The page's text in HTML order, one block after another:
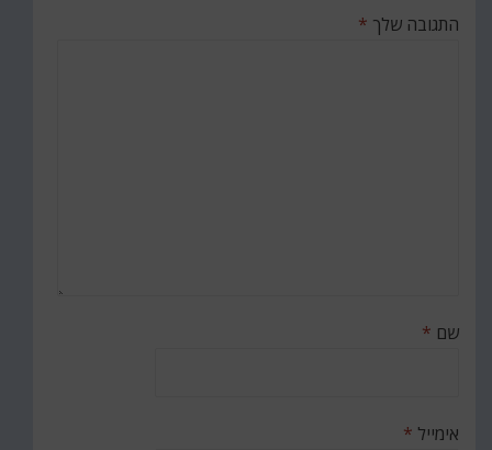
התגובה שלך *
שם *
אימייל *